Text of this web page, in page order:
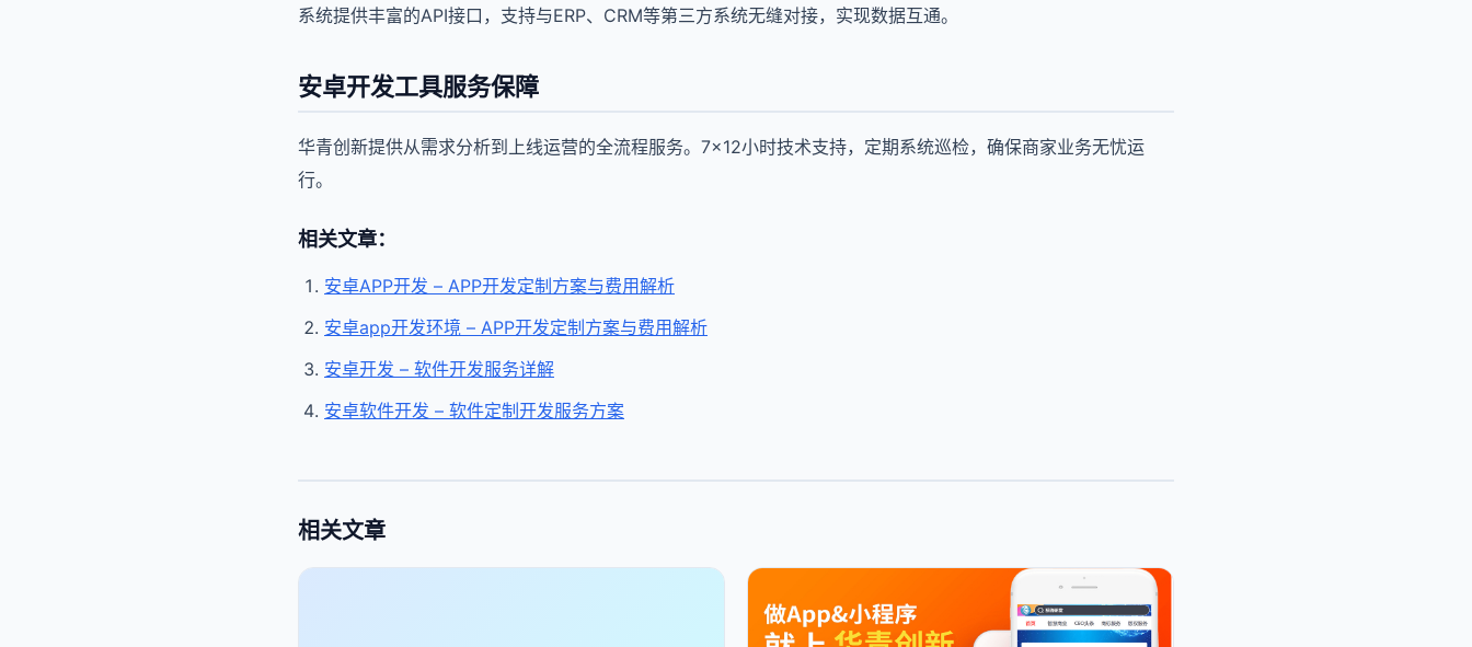
系统提供丰富的API接口，支持与ERP、CRM等第三方系统无缝对接，实现数据互通。
安卓开发工具服务保障
华青创新提供从需求分析到上线运营的全流程服务。7×12小时技术支持，定期系统巡检，确保商家业务无忧运
行。
相关文章：
安卓APP开发 – APP开发定制方案与费用解析
安卓app开发环境 – APP开发定制方案与费用解析
安卓开发 – 软件开发服务详解
安卓软件开发 – 软件定制开发服务方案
相关文章